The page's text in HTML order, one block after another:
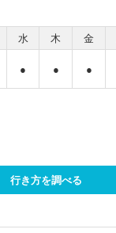
水 木 金
● ● ●
行き方を調べる